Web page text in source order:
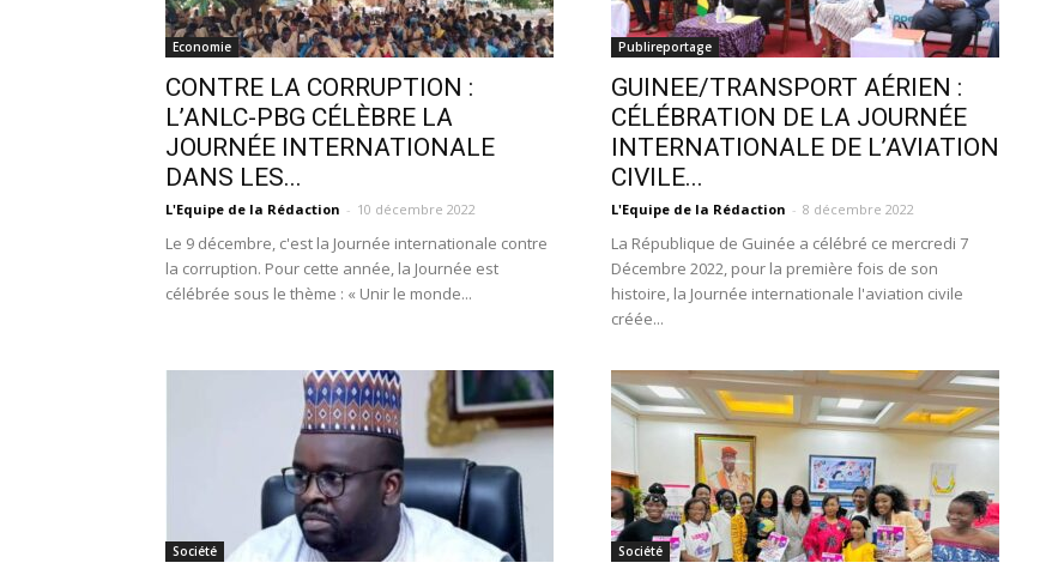
Economie
CONTRE LA CORRUPTION :
L’ANLC-PBG CÉLÈBRE LA
JOURNÉE INTERNATIONALE
DANS LES...
L'Equipe de la Rédaction - 10 décembre 2022
Le 9 décembre, c'est la Journée internationale contre
la corruption. Pour cette année, la Journée est
célébrée sous le thème : « Unir le monde...
Publireportage
GUINEE/TRANSPORT AÉRIEN :
CÉLÉBRATION DE LA JOURNÉE
INTERNATIONALE DE L’AVIATION
CIVILE...
L'Equipe de la Rédaction - 8 décembre 2022
La République de Guinée a célébré ce mercredi 7
Décembre 2022, pour la première fois de son
histoire, la Journée internationale l'aviation civile
créée...
Société Société